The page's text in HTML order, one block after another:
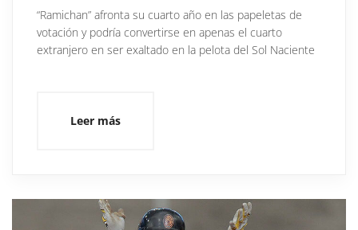
“Ramichan” afronta su cuarto año en las papeletas de
votación y podría convertirse en apenas el cuarto
extranjero en ser exaltado en la pelota del Sol Naciente
Leer más